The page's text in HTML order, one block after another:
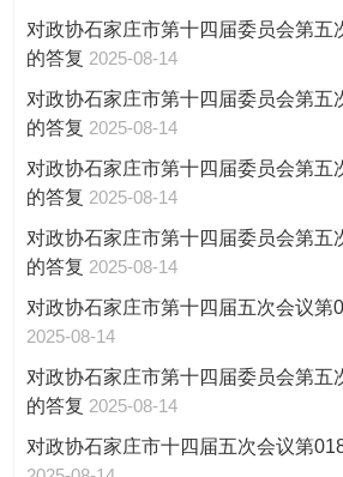
对政协石家庄市第十四届委员会第五
的答复 2025-08-14
对政协石家庄市第十四届委员会第五
的答复 2025-08-14
对政协石家庄市第十四届委员会第五
的答复 2025-08-14
对政协石家庄市第十四届委员会第五
的答复 2025-08-14
对政协石家庄市第十四届五次会议第
2025-08-14
对政协石家庄市第十四届委员会第五
的答复 2025-08-14
对政协石家庄市十四届五次会议第